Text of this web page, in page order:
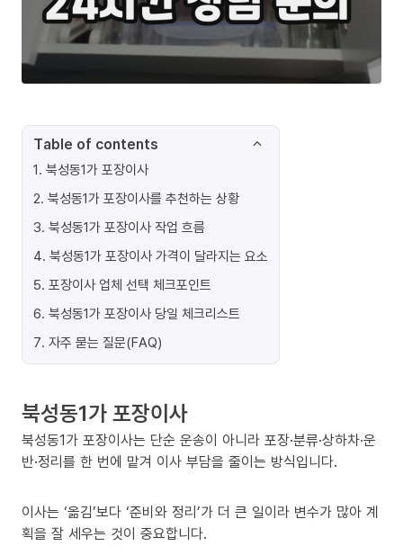
Table of contents
1. 북성동1가 포장이사
2. 북성동1가 포장이사를 추천하는 상황
3. 북성동1가 포장이사 작업 흐름
4. 북성동1가 포장이사 가격이 달라지는 요소
5. 포장이사 업체 선택 체크포인트
6. 북성동1가 포장이사 당일 체크리스트
7. 자주 묻는 질문(FAQ)
북성동1가 포장이사
북성동1가 포장이사는 단순 운송이 아니라 포장·분류·상하차·운
반·정리를 한 번에 맡겨 이사 부담을 줄이는 방식입니다.
이사는 ‘옮김’보다 ‘준비와 정리’가 더 큰 일이라 변수가 많아 계
획을 잘 세우는 것이 중요합니다.